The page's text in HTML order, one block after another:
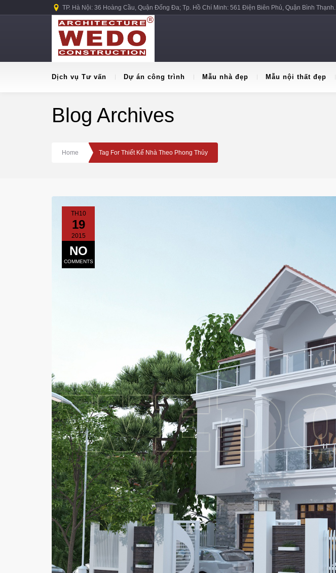
TP. Hà Nội: 36 Hoàng Cầu, Quận Đống Đa; Tp. Hồ Chí Minh: 561 Điện Biên Phủ, Quận Bình Thạnh.
Dịch vụ Tư vấn Dự án công trình Mẫu nhà đẹp Mẫu nội thất đẹp
Blog Archives
Home Tag For Thiết Kế Nhà Theo Phong Thủy
TH10
19
2015
NO
COMMENTS